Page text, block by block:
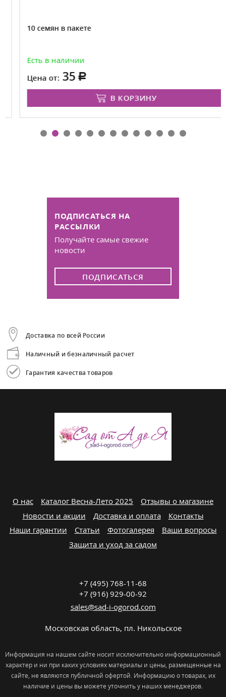
10 семян в пакете
Есть в наличии
Цена от: 35
В КОРЗИНУ
ПОДПИСАТЬСЯ НА
РАССЫЛКИ
Получайте самые свежие
новости
ПОДПИСАТЬСЯ
Доставка по всей России
Наличный и безналичный расчет
Гарантия качества товаров
О нас Каталог Весна-Лето 2025
Отзывы о магазине
Новости и акции
Доставка и оплата
Контакты
Наши гарантии
Статьи Фотогалерея
Ваши вопросы
Защита и уход за садом
+7 (495) 768-11-68
+7 (916) 929-00-92
sales@sad-i-ogorod.com
Московская область, пл. Никольcкое
Информация на нашем сайте носит исключительно информационный
характер и ни при каких условиях материалы и цены, размещенные на
сайте, не являются публичной офертой. Информацию о товарах, их
наличие и цены вы можете уточнить у наших менеджеров.